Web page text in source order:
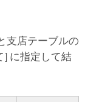
支店テーブルの
] に指定して結